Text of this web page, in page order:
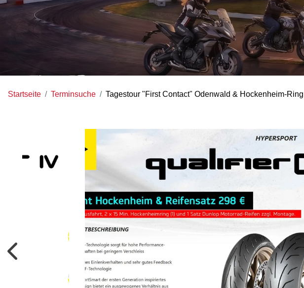
Startseite Terminsuche Tagestour "First Contact" Odenwald & Hockenheim-Ring